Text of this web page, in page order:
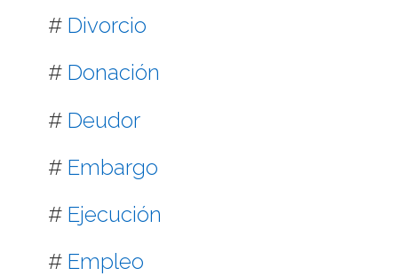
# Divorcio
# Donación
# Deudor
# Embargo
# Ejecución
# Empleo